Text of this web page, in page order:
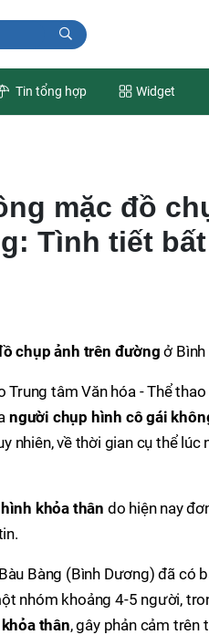
Tin tổng hợp Widget
mặc đồ
Tình tiết
chụp ảnh trên đường ở
Trung tâm Văn hóa - Thể
người chụp hình cô gái
nhiên, về thời gian cụ thể
khỏa thân do hiện nay
Bàng (Bình Dương) đã có
nhóm khoảng 4-5 người,
thân, gây phản cảm trên